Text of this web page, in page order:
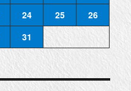
24 25
26
31